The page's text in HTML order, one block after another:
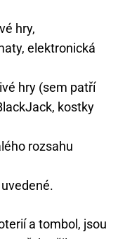
hry,
elektronická
hry (sem patří
kostky
rozsahu
a tombol, jsou